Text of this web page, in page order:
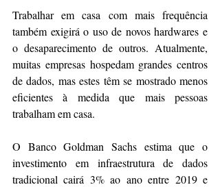
Trabalhar em casa com mais frequência
também exigirá o uso de novos hardwares e
o desaparecimento de outros. Atualmente,
muitas empresas hospedam grandes centros
de dados, mas estes têm se mostrado menos
eficientes à medida que mais pessoas
trabalham em casa.
O Banco Goldman Sachs estima que o
investimento em infraestrutura de dados
tradicional cairá 3% ao ano entre 2019 e